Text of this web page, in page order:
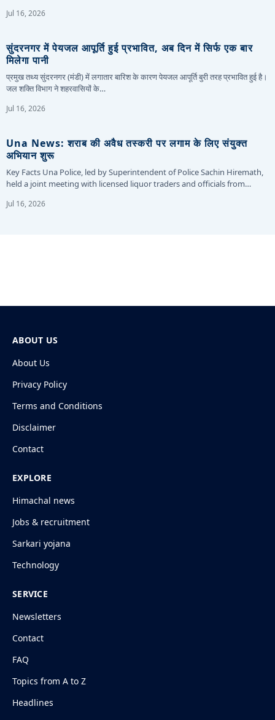
Jul 16, 2026
सुंदरनगर में पेयजल आपूर्ति हुई प्रभावित, अब दिन में सिर्फ एक बार
मिलेगा पानी
प्रमुख तथ्य सुंदरनगर (मंडी) में लगातार बारिश के कारण पेयजल आपूर्ति बुरी तरह प्रभावित हुई है।
जल शक्ति विभाग ने शहरवासियों के…
Jul 16, 2026
Una News: शराब की अवैध तस्करी पर लगाम के लिए संयुक्त
अभियान शुरू
Key Facts Una Police, led by Superintendent of Police Sachin Hiremath,
held a joint meeting with licensed liquor traders and officials from…
Jul 16, 2026
ABOUT US
About Us
Privacy Policy
Terms and Conditions
Disclaimer
Contact
EXPLORE
Himachal news
Jobs & recruitment
Sarkari yojana
Technology
SERVICE
Newsletters
Contact
FAQ
Topics from A to Z
Headlines